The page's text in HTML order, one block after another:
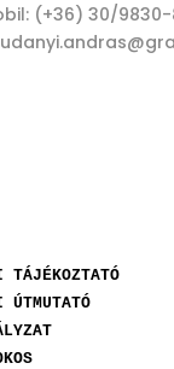
(+36) 30/
TÁJÉKOZTATÓ
ÚTMUTATÓ